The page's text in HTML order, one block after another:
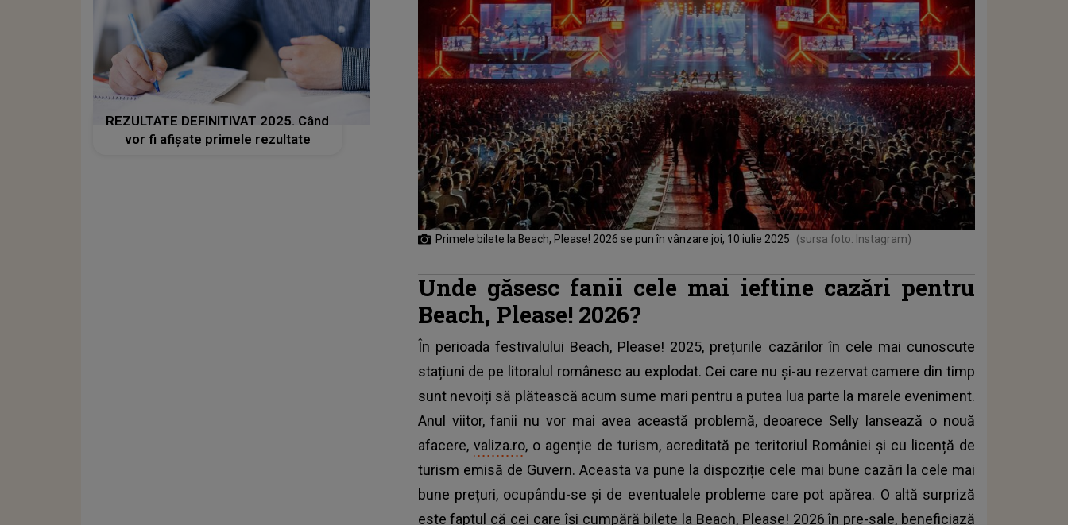
Primele bilete la Beach, Please! 2026 se pun în vânzare joi, 10 iulie 2025 (sursa foto: Instagram)
Unde găsesc fanii cele mai ieftine cazări pentru
Beach, Please! 2026?
În perioada festivalului Beach, Please! 2025, prețurile cazărilor în cele mai cunoscute
stațiuni de pe litoralul românesc au explodat. Cei care nu și-au rezervat camere din timp
sunt nevoiți să plătească acum sume mari pentru a putea lua parte la marele eveniment.
Anul viitor, fanii nu vor mai avea această problemă, deoarece Selly lansează o nouă
afacere, valiza.ro, o agenție de turism, acreditată pe teritoriul României și cu licență de
turism emisă de Guvern. Aceasta va pune la dispoziție cele mai bune cazări la cele mai
bune prețuri, ocupându-se și de eventualele probleme care pot apărea. O altă surpriză
este faptul că cei care își cumpără bilete la Beach, Please! 2026 în pre-sale, beneficiază
REZULTATE DEFINITIVAT 2025. Când
vor fi afișate primele rezultate